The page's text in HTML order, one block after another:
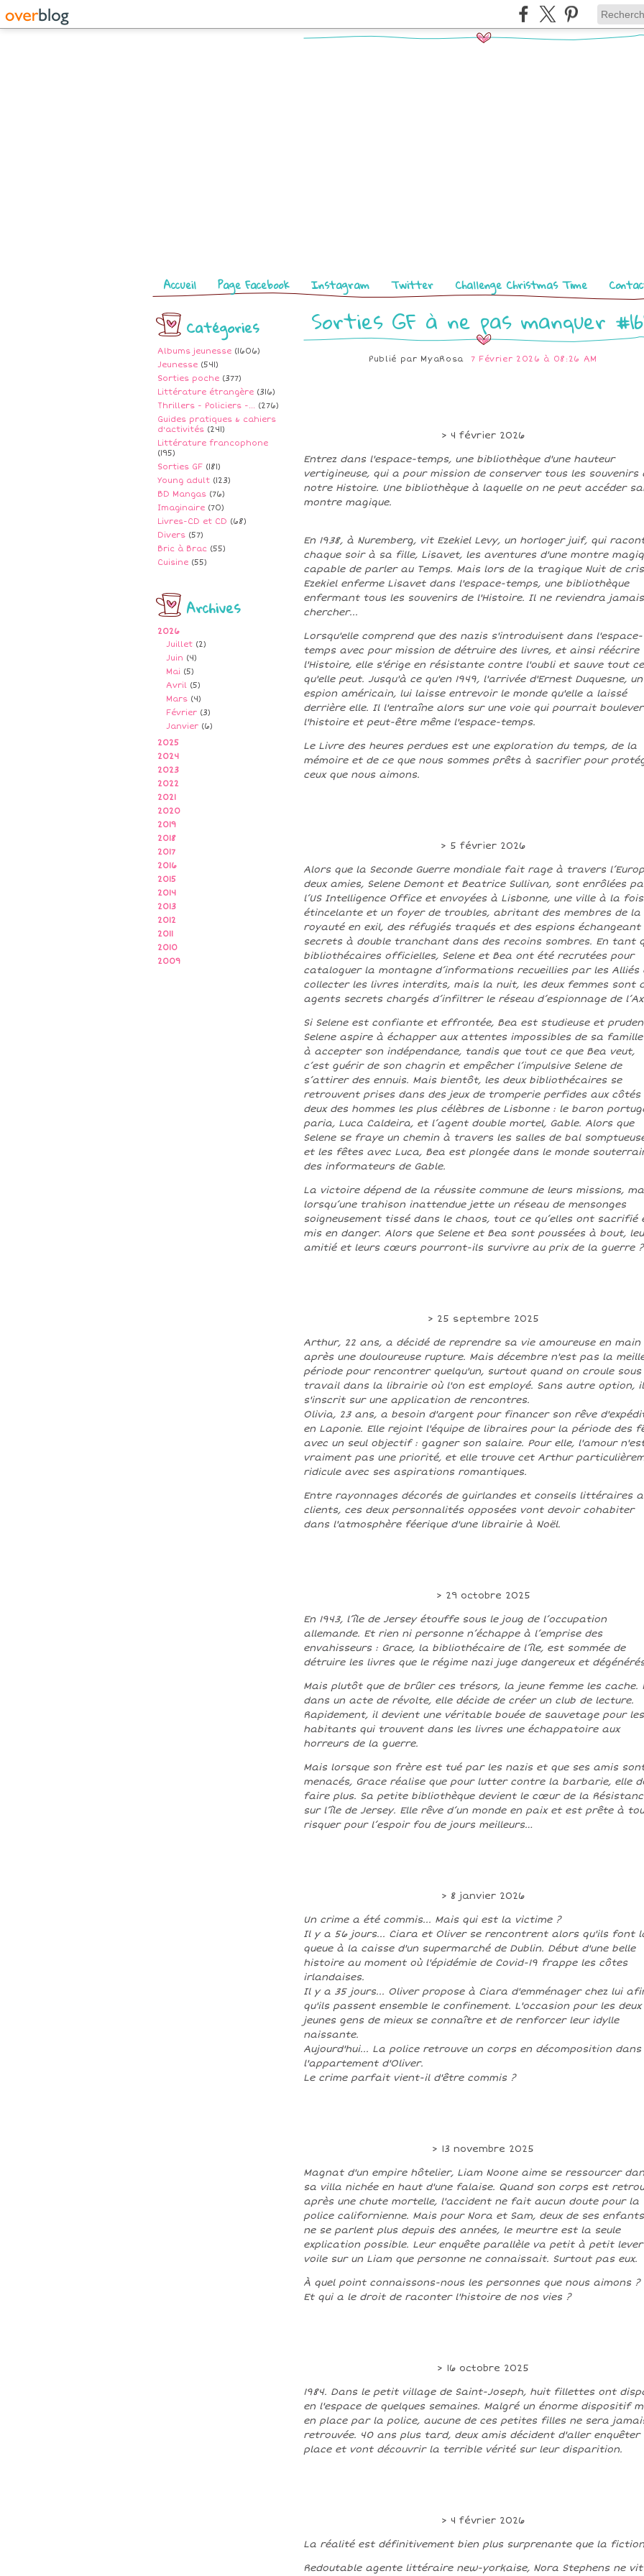
Pages
Accueil Page Facebook Instagram Twitter Challenge Christmas Time
Catégories
Albums jeunesse (1606)
Jeunesse (541)
Sorties poche (377)
Littérature étrangère (316)
Thrillers - Policiers -... (276)
Guides pratiques & cahiers
d'activités (241)
Littérature francophone
(195)
Sorties GF (181)
Young adult (123)
BD Mangas (76)
Imaginaire (70)
Livres-CD et CD (68)
Divers (57)
Bric à Brac (55)
Cuisine (55)
Archives
2026
Juillet (2)
Juin (4)
Mai (5)
Avril (5)
Mars (4)
Février (3)
Janvier (6)
2025
2024
2023
2022
2021
2020
2019
2018
2017
2016
2015
2014
2013
2012
2011
2010
2009
Sorties GF à ne pas manquer
Publié par MyaRosa 7 Février 2026 à 08:26 AM
> 4 février 2026
Entrez dans l'espace-temps, une bibliothèque d'une hauteur
vertigineuse, qui a pour mission de conserver tous les souvenirs
notre Histoire. Une bibliothèque à laquelle on ne peut accéder
montre magique.
En 1938, à Nuremberg, vit Ezekiel Levy, un horloger juif, qui
chaque soir à sa fille, Lisavet, les aventures d'une montre
capable de parler au Temps. Mais lors de la tragique Nuit de
Ezekiel enferme Lisavet dans l'espace-temps, une bibliothèque
enfermant tous les souvenirs de l'Histoire. Il ne reviendra
chercher...
Lorsqu'elle comprend que des nazis s'introduisent dans l'espace-
temps avec pour mission de détruire des livres, et ainsi réécrire
l'Histoire, elle s'érige en résistante contre l'oubli et sauve tout ce
qu'elle peut. Jusqu'à ce qu'en 1949, l'arrivée d'Ernest Duquesne, un
espion américain, lui laisse entrevoir le monde qu'elle a laissé
derrière elle. Il l'entraîne alors sur une voie qui pourrait
l'histoire et peut-être même l'espace-temps.
Le Livre des heures perdues est une exploration du temps, de la
mémoire et de ce que nous sommes prêts à sacrifier pour
ceux que nous aimons.
> 5 février 2026
Alors que la Seconde Guerre mondiale fait rage à travers
deux amies, Selene Demont et Beatrice Sullivan, sont enrôlées
l’US Intelligence Office et envoyées à Lisbonne, une ville à la fois
étincelante et un foyer de troubles, abritant des membres de la
royauté en exil, des réfugiés traqués et des espions échangeant
secrets à double tranchant dans des recoins sombres. En tant
bibliothécaires officielles, Selene et Bea ont été recrutées pour
cataloguer la montagne d’informations recueillies par les Alliés
collecter les livres interdits, mais la nuit, les deux femmes sont
agents secrets chargés d’infiltrer le réseau d’espionnage de
Si Selene est confiante et effrontée, Bea est studieuse et
Selene aspire à échapper aux attentes impossibles de sa
à accepter son indépendance, tandis que tout ce que Bea veut,
c’est guérir de son chagrin et empêcher l’impulsive Selene de
s’attirer des ennuis. Mais bientôt, les deux bibliothécaires se
retrouvent prises dans des jeux de tromperie perfides aux côtés
deux des hommes les plus célèbres de Lisbonne : le baron
paria, Luca Caldeira, et l’agent double mortel, Gable. Alors que
Selene se fraye un chemin à travers les salles de bal
et les fêtes avec Luca, Bea est plongée dans le monde
des informateurs de Gable.
La victoire dépend de la réussite commune de leurs missions,
lorsqu’une trahison inattendue jette un réseau de mensonges
soigneusement tissé dans le chaos, tout ce qu’elles ont sacrifié
mis en danger. Alors que Selene et Bea sont poussées à bout,
amitié et leurs cœurs pourront-ils survivre au prix de la guerre ?
> 25 septembre 2025
Arthur, 22 ans, a décidé de reprendre sa vie amoureuse en main
après une douloureuse rupture. Mais décembre n'est pas la
période pour rencontrer quelqu'un, surtout quand on croule sous
travail dans la librairie où l'on est employé. Sans autre option, il
s'inscrit sur une application de rencontres.
Olivia, 23 ans, a besoin d'argent pour financer son rêve
en Laponie. Elle rejoint l'équipe de libraires pour la période des
avec un seul objectif : gagner son salaire. Pour elle, l'amour
vraiment pas une priorité, et elle trouve cet Arthur
ridicule avec ses aspirations romantiques.
Entre rayonnages décorés de guirlandes et conseils littéraires
clients, ces deux personnalités opposées vont devoir cohabiter
dans l'atmosphère féerique d'une librairie à Noël.
> 29 octobre 2025
En 1943, l’île de Jersey étouffe sous le joug de l’occupation
allemande. Et rien ni personne n’échappe à l’emprise des
envahisseurs : Grace, la bibliothécaire de l’île, est sommée de
détruire les livres que le régime nazi juge dangereux et
Mais plutôt que de brûler ces trésors, la jeune femme les cache.
dans un acte de révolte, elle décide de créer un club de lecture.
Rapidement, il devient une véritable bouée de sauvetage pour les
habitants qui trouvent dans les livres une échappatoire aux
horreurs de la guerre.
Mais lorsque son frère est tué par les nazis et que ses amis
menacés, Grace réalise que pour lutter contre la barbarie, elle
faire plus. Sa petite bibliothèque devient le cœur de la
sur l’île de Jersey. Elle rêve d’un monde en paix et est prête à
risquer pour l’espoir fou de jours meilleurs…
> 8 janvier 2026
Un crime a été commis... Mais qui est la victime ?
Il y a 56 jours... Ciara et Oliver se rencontrent alors qu'ils font
queue à la caisse d'un supermarché de Dublin. Début d'une belle
histoire au moment où l'épidémie de Covid-19 frappe les côtes
irlandaises.
Il y a 35 jours... Oliver propose à Ciara d'emménager chez lui
qu'ils passent ensemble le confinement. L'occasion pour les deux
jeunes gens de mieux se connaître et de renforcer leur idylle
naissante.
Aujourd'hui... La police retrouve un corps en décomposition dans
l'appartement d'Oliver.
Le crime parfait vient-il d'être commis ?
> 13 novembre 2025
Magnat d'un empire hôtelier, Liam Noone aime se ressourcer
sa villa nichée en haut d'une falaise. Quand son corps est
après une chute mortelle, l'accident ne fait aucun doute pour la
police californienne. Mais pour Nora et Sam, deux de ses
ne se parlent plus depuis des années, le meurtre est la seule
explication possible. Leur enquête parallèle va petit à petit lever
voile sur un Liam que personne ne connaissait. Surtout pas eux.
À quel point connaissons-nous les personnes que nous aimons ?
Et qui a le droit de raconter l'histoire de nos vies ?
> 16 octobre 2025
1984. Dans le petit village de Saint-Joseph, huit fillettes ont
en l'espace de quelques semaines. Malgré un énorme dispositif
en place par la police, aucune de ces petites filles ne sera
retrouvée. 40 ans plus tard, deux amis décident d'aller enquêter
place et vont découvrir la terrible vérité sur leur disparition.
> 4 février 2026
La réalité est définitivement bien plus surprenante que la
Redoutable agente littéraire new-yorkaise, Nora Stephens ne vit